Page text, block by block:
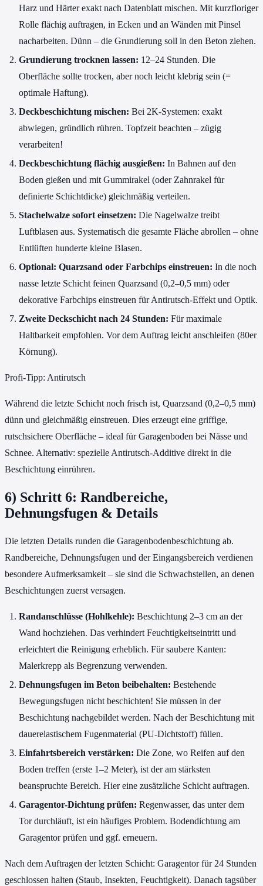
Harz und Härter exakt nach Datenblatt mischen. Mit kurzfloriger
Rolle flächig auftragen, in Ecken und an Wänden mit Pinsel
nacharbeiten. Dünn – die Grundierung soll in den Beton ziehen.
Grundierung trocknen lassen: 12–24 Stunden. Die
Oberfläche sollte trocken, aber noch leicht klebrig sein (=
optimale Haftung).
Deckbeschichtung mischen: Bei 2K-Systemen: exakt
abwiegen, gründlich rühren. Topfzeit beachten – zügig
verarbeiten!
Deckbeschichtung flächig ausgießen: In Bahnen auf den
Boden gießen und mit Gummirakel (oder Zahnrakel für
definierte Schichtdicke) gleichmäßig verteilen.
Stachelwalze sofort einsetzen: Die Nagelwalze treibt
Luftblasen aus. Systematisch die gesamte Fläche abrollen – ohne
Entlüften hunderte kleine Blasen.
Optional: Quarzsand oder Farbchips einstreuen: In die noch
nasse letzte Schicht feinen Quarzsand (0,2–0,5 mm) oder
dekorative Farbchips einstreuen für Antirutsch-Effekt und Optik.
Zweite Deckschicht nach 24 Stunden: Für maximale
Haltbarkeit empfohlen. Vor dem Auftrag leicht anschleifen (80er
Körnung).
Profi-Tipp: Antirutsch
Während die letzte Schicht noch frisch ist, Quarzsand (0,2–0,5 mm)
dünn und gleichmäßig einstreuen. Dies erzeugt eine griffige,
rutschsichere Oberfläche – ideal für Garagenboden bei Nässe und
Schnee. Alternativ: spezielle Antirutsch-Additive direkt in die
Beschichtung einrühren.
6) Schritt 6: Randbereiche,
Dehnungsfugen & Details
Die letzten Details runden die Garagenbodenbeschichtung ab.
Randbereiche, Dehnungsfugen und der Eingangsbereich verdienen
besondere Aufmerksamkeit – sie sind die Schwachstellen, an denen
Beschichtungen zuerst versagen.
Randanschlüsse (Hohlkehle): Beschichtung 2–3 cm an der
Wand hochziehen. Das verhindert Feuchtigkeitseintritt und
erleichtert die Reinigung erheblich. Für saubere Kanten:
Malerkrepp als Begrenzung verwenden.
Dehnungsfugen im Beton beibehalten: Bestehende
Bewegungsfugen nicht beschichten! Sie müssen in der
Beschichtung nachgebildet werden. Nach der Beschichtung mit
dauerelastischem Fugenmaterial (PU-Dichtstoff) füllen.
Einfahrtsbereich verstärken: Die Zone, wo Reifen auf den
Boden treffen (erste 1–2 Meter), ist der am stärksten
beanspruchte Bereich. Hier eine zusätzliche Schicht auftragen.
Garagentor-Dichtung prüfen: Regenwasser, das unter dem
Tor durchläuft, ist ein häufiges Problem. Bodendichtung am
Garagentor prüfen und ggf. erneuern.
Nach dem Auftragen der letzten Schicht: Garagentor für 24 Stunden
geschlossen halten (Staub, Insekten, Feuchtigkeit). Danach tagsüber